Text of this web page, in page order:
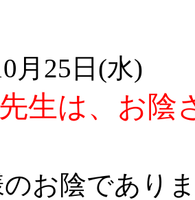
月25日(水)
生は、お陰
お陰であり